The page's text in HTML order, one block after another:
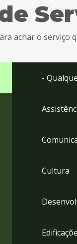
achar o serviço
-
Cultura